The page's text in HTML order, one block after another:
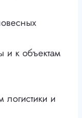
и к объектам
логистики и